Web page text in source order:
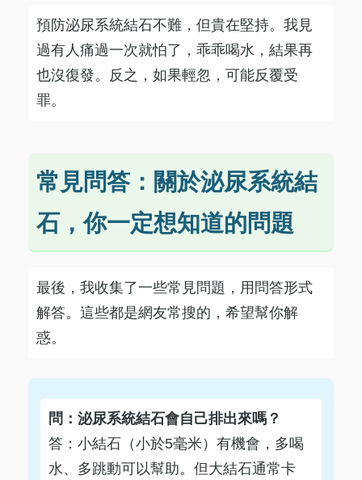
預防泌尿系統結石不難，但貴在堅持。我見
過有人痛過一次就怕了，乖乖喝水，結果再
也沒復發。反之，如果輕忽，可能反覆受
罪。
常見問答：關於泌尿系統結
石，你一定想知道的問題
最後，我收集了一些常見問題，用問答形式
解答。這些都是網友常搜的，希望幫你解
惑。
問：泌尿系統結石會自己排出來嗎？
答：小結石（小於5毫米）有機會，多喝
水、多跳動可以幫助。但大結石通常卡